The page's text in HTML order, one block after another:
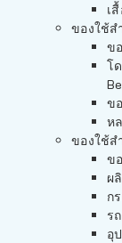
เ
ของใช้ส
ข
โ
ข
ห
ของใช้ส
ข
ผ
ก
ร
อุ